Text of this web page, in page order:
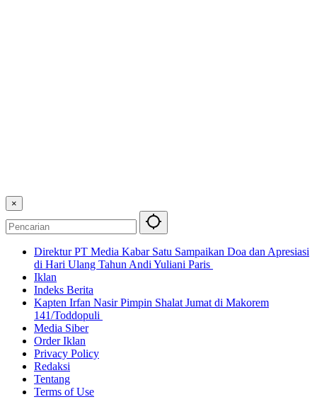
×
Direktur PT Media Kabar Satu Sampaikan Doa dan Apresiasi
di Hari Ulang Tahun Andi Yuliani Paris
Iklan
Indeks Berita
Kapten Irfan Nasir Pimpin Shalat Jumat di Makorem
141/Toddopuli
Media Siber
Order Iklan
Privacy Policy
Redaksi
Tentang
Terms of Use